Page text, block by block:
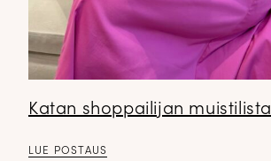
Katan shoppailijan muistilista
LUE POSTAUS